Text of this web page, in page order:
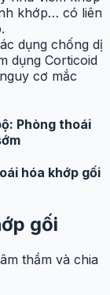
khớp… có liên
dụng chống dị
dụng Corticoid
cơ mắc
Phòng thoái
hóa khớp gối
gối
thầm và chia